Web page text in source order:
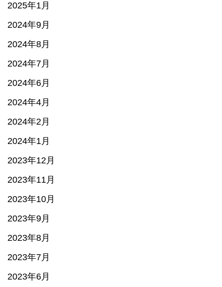
2025年1月
2024年9月
2024年8月
2024年7月
2024年6月
2024年4月
2024年2月
2024年1月
2023年12月
2023年11月
2023年10月
2023年9月
2023年8月
2023年7月
2023年6月